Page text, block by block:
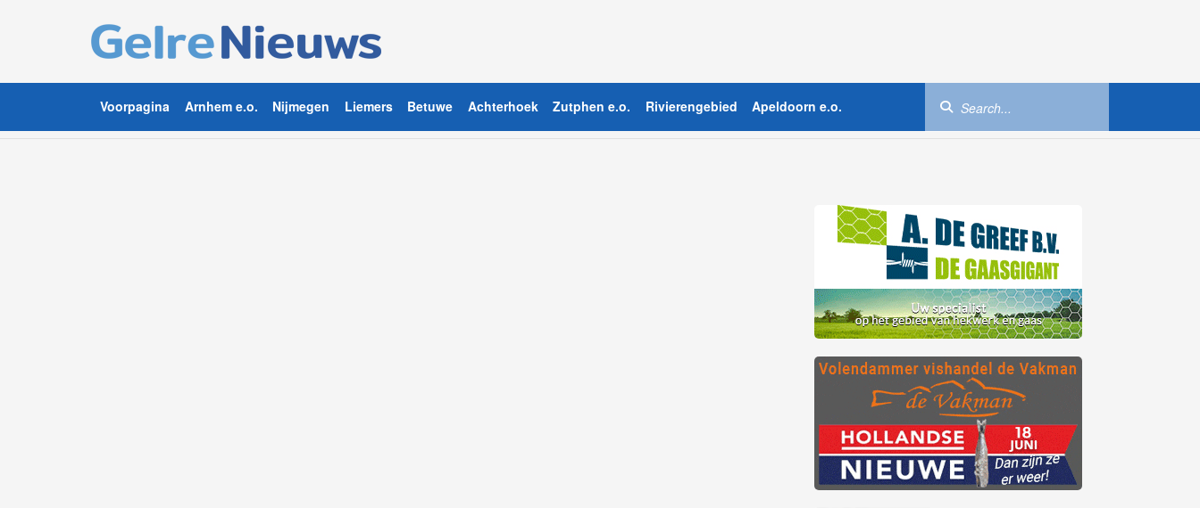
Voorpagina Arnhem e.o. Nijmegen Liemers Betuwe Achterhoek Zutphen e.o. Rivierengebied Apeldoorn e.o.